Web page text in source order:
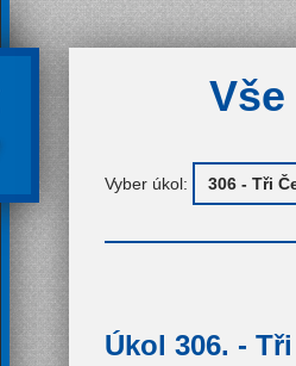
Vyber úkol:
Úkol 306. -